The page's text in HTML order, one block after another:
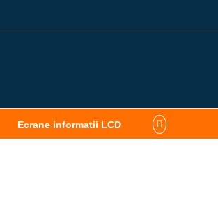
Ecrane informatii LCD